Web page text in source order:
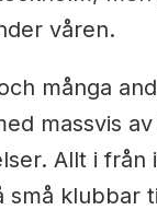
våren.
många
massvis
Allt i från
små klubbar